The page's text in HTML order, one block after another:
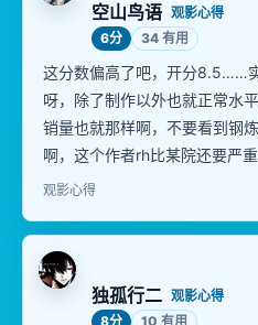
空山鸟语 观影心得
6分
34 有用
这分数偏高了吧，开分8.5……
呀，除了制作以外也就正常
销量也就那样啊，不要看到钢
啊，这个作者rh比某院还要严重
观影心得
独孤行二 观影心得
8分
10 有用